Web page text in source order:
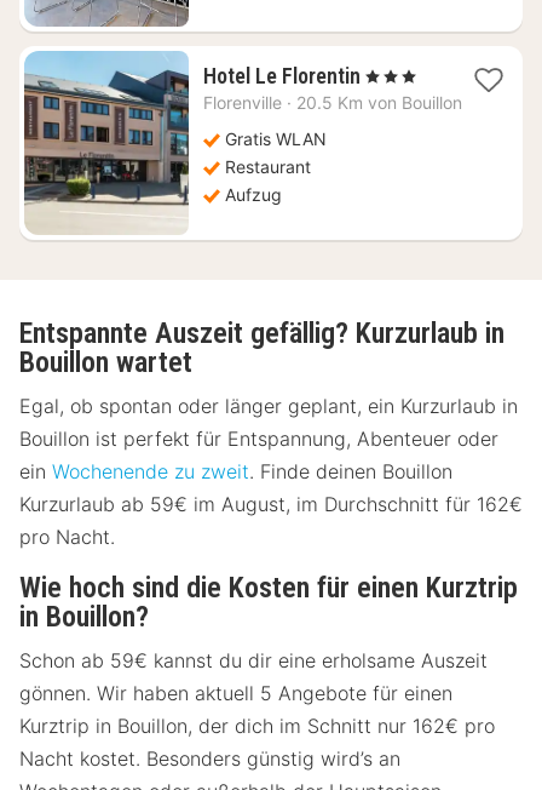
Hotel Le Florentin 1
Nacht
, 3 Sterne
Florenville · 20.5 Km von Bouillon
Gratis WLAN
Restaurant
Aufzug
Entspannte Auszeit gefällig? Kurzurlaub in
Bouillon wartet
Egal, ob spontan oder länger geplant, ein Kurzurlaub in
Bouillon ist perfekt für Entspannung, Abenteuer oder
ein Wochenende zu zweit. Finde deinen Bouillon
Kurzurlaub ab 59€ im August, im Durchschnitt für 162€
pro Nacht.
Wie hoch sind die Kosten für einen Kurztrip
in Bouillon?
Schon ab 59€ kannst du dir eine erholsame Auszeit
gönnen. Wir haben aktuell 5 Angebote für einen
Kurztrip in Bouillon, der dich im Schnitt nur 162€ pro
Nacht kostet. Besonders günstig wird’s an